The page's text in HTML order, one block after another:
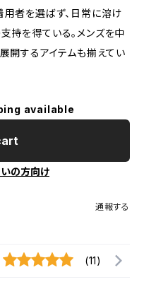
用者を選ばず、日常に溶け
持を得ている。メンズを中
開するアイテムも揃えてい
available
の方向け
通報する
(11)